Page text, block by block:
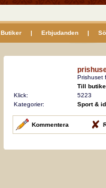
Butiker| Erbjudanden|
Prishuset
Till
Klick:
5223
Kategorier:
Sport &
Kommentera